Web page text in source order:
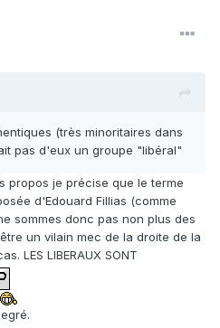
(très minoritaires dans
pas d'eux un groupe "libéral"
propos je précise que le terme
d'Edouard Fillias (comme
sommes donc pas non plus des
un vilain mec de la droite de la
LES LIBERAUX SONT